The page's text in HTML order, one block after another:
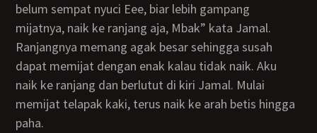
belum sempat nyuci Eee, biar lebih gampang
mijatnya, naik ke ranjang aja, Mbak” kata Jamal.
Ranjangnya memang agak besar sehingga susah
dapat memijat dengan enak kalau tidak naik. Aku
naik ke ranjang dan berlutut di kiri Jamal. Mulai
memijat telapak kaki, terus naik ke arah betis hingga
paha.